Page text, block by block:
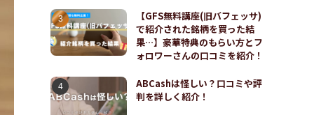
【GFS無料講座(旧バフェッサ)
で紹介された銘柄を買った結
果…】豪華特典のもらい方とフ
ォロワーさんの口コミを紹介！
ABCashは怪しい？口コミや評
判を詳しく紹介！